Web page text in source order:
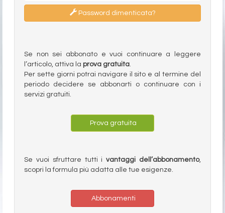
Password dimenticata?
Se non sei abbonato e vuoi continuare a leggere
l’articolo, attiva la prova gratuita.
Per sette giorni potrai navigare il sito e al termine del
periodo decidere se abbonarti o continuare con i
servizi gratuiti.
Prova gratuita
Se vuoi sfruttare tutti ivantaggi dell’abbonamento,
scopri la formula più adatta alle tue esigenze.
Abbonamenti